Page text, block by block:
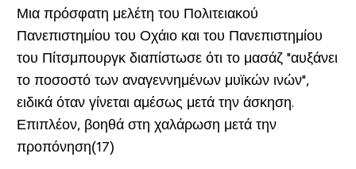
Μια πρόσφατη μελέτη του Πολιτειακού
Πανεπιστημίου του Οχάιο και του Πανεπιστημίου
του Πίτσμπουργκ διαπίστωσε ότι το μασάζ "αυξάνει
το ποσοστό των αναγεννημένων μυϊκών ινών",
ειδικά όταν γίνεται αμέσως μετά την άσκηση.
Επιπλέον, βοηθά στη χαλάρωση μετά την
προπόνηση(17)